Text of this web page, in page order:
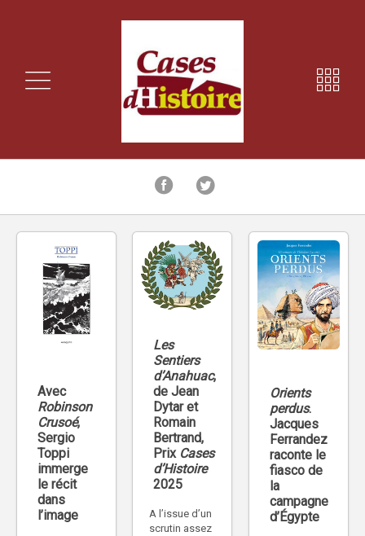
Avec
Robinson
Crusoé,
Sergio
Toppi
immerge
le récit
dans
l’image
Les
Sentiers
d’Anahuac,
de Jean
Dytar et
Romain
Bertrand,
Prix Cases
d’Histoire
2025
A l’issue d’un
scrutin assez
Orients
perdus.
Jacques
Ferrandez
raconte le
fiasco de
la
campagne
d’Égypte